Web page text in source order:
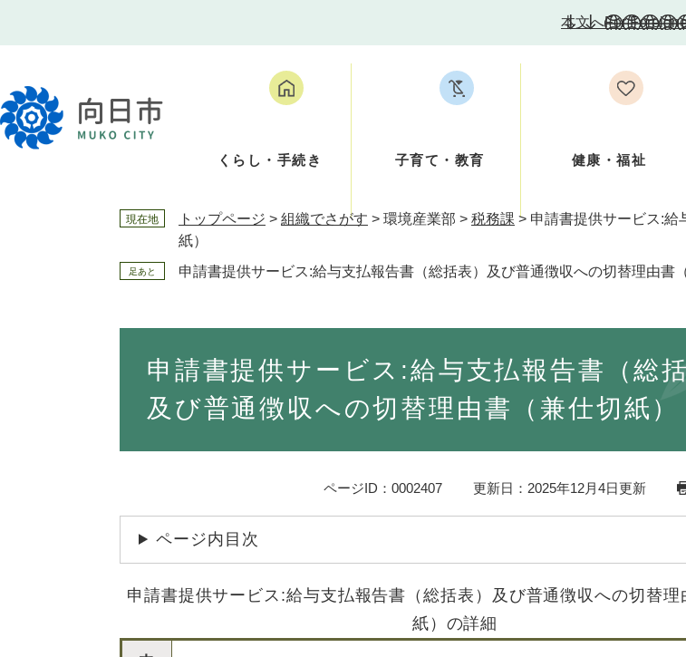
先
頭
で
を
飛
ば
本文へFor
くらし・手続き 子育て・教育 健康・福祉
現在地 トップページ > 組織でさがす > 環境産業部 > 税務課 > 申請書提供サービス:給
紙）
足あと 申請書提供サービス:給与支払報告書（総括表）及び普通徴収への切替理由書
申請書提供サービス:給与支払報告書（総括
及び普通徴収への切替理由書（兼仕切紙）
ページID：0002407 更新日：2025年12月4日更新
ページ内目次
申請書提供サービス:給与支払報告書（総括表）及び普通徴収への切替理
紙）の詳細